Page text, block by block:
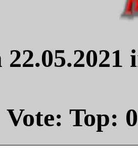
Vote: Top: 0